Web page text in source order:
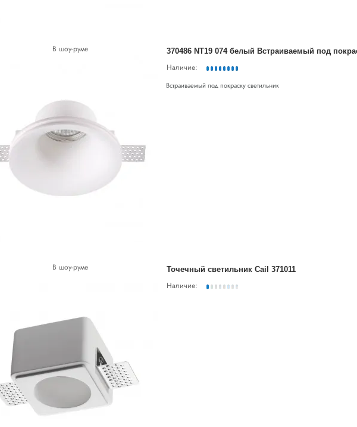
В шоу-руме
Наличие:
Встраиваемый под покраску светильник
В шоу-руме Точечный светильник Cail 371011
Наличие: